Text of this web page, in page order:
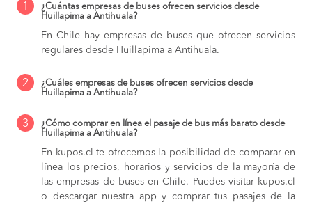
1
¿Cuántas empresas de buses ofrecen servicios desde
Huillapima a Antihuala?
En Chile hay empresas de buses que ofrecen servicios
regulares desde Huillapima a Antihuala.
2
¿Cuáles empresas de buses ofrecen servicios desde
Huillapima a Antihuala?
3
¿Cómo comprar en línea el pasaje de bus más barato desde
Huillapima a Antihuala?
En kupos.cl te ofrecemos la posibilidad de comparar en
línea los precios, horarios y servicios de la mayoría de
las empresas de buses en Chile. Puedes visitar kupos.cl
o descargar nuestra app y comprar tus pasajes de la